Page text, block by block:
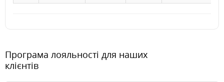
Програма лояльності для наших
клієнтів